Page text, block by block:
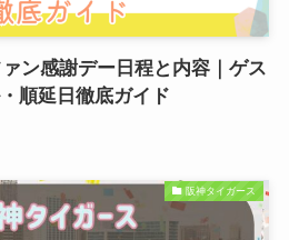
ン感謝デー日程と内容｜ゲス
順延日徹底ガイド
阪神タイガース